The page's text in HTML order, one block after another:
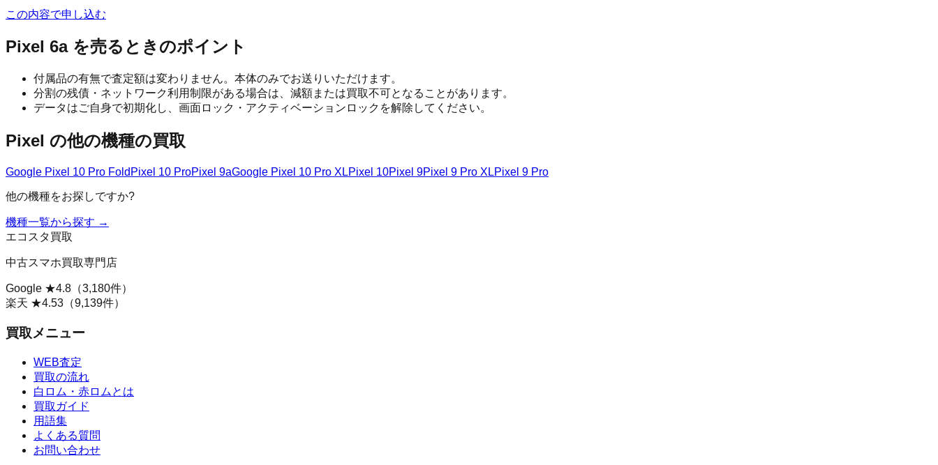
この内容で申し込む
Pixel 6aを売るときのポイント
付属品の有無で査定額は変わりません。本体のみでお送りいただけます。
分割の残債・ネットワーク利用制限がある場合は、減額または買取不可となることがあります。
データはご自身で初期化し、画面ロック・アクティベーションロックを解除してください。
Pixel の他の機種の買取
Google Pixel 10 Pro Fold Pixel 10 ProPixel 9aGoogle Pixel 10 Pro XLPixel 10Pixel 9Pixel 9 Pro XLPixel 9 Pro
他の機種をお探しですか?
機種一覧から探す →
エコスタ買取
中古スマホ買取専門店
Google ★4.8 （3,180件）
楽天 ★4.53 （9,139件）
買取メニュー
WEB査定
買取の流れ
白ロム・赤ロムとは
買取ガイド
用語集
よくある質問
お問い合わせ